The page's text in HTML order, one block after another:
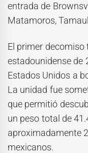
entrada de
Matamoros,
El primer
estadounidense de
Estados Unidos a
La unidad fue
que permitió
un peso total de
aproximadamente
mexicanos.